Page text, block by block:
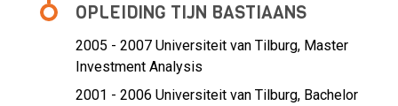
OPLEIDING TIJN BASTIAANS
2005 - 2007 Universiteit van Tilburg, Master
Investment Analysis
2001 - 2006 Universiteit van Tilburg, Bachelor